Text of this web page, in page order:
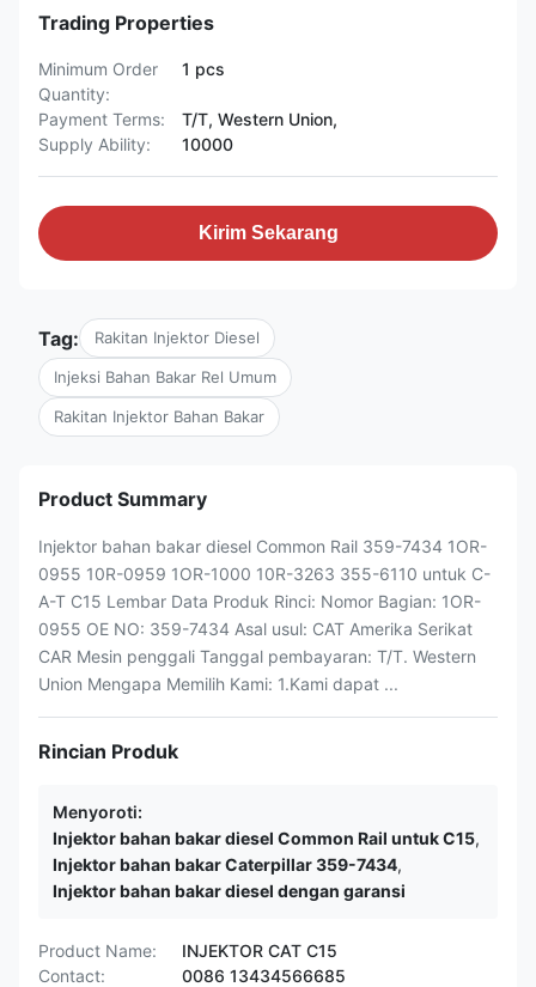
Trading Properties
Minimum Order
Quantity:
1 pcs
Payment Terms:
T/T, Western Union,
Supply Ability:
10000
Kirim Sekarang
Tag: Rakitan Injektor Diesel
Injeksi Bahan Bakar Rel Umum
Rakitan Injektor Bahan Bakar
Product Summary
Injektor bahan bakar diesel Common Rail 359-7434 1OR-
0955 10R-0959 1OR-1000 10R-3263 355-6110 untuk C-
A-T C15 Lembar Data Produk Rinci: Nomor Bagian: 1OR-
0955 OE NO: 359-7434 Asal usul: CAT Amerika Serikat
CAR Mesin penggali Tanggal pembayaran: T/T. Western
Union Mengapa Memilih Kami: 1.Kami dapat ...
Rincian Produk
Menyoroti:
Injektor bahan bakar diesel Common Rail untuk C15,
Injektor bahan bakar Caterpillar 359-7434,
Injektor bahan bakar diesel dengan garansi
Product Name:
INJEKTOR CAT C15
Contact:
0086 13434566685